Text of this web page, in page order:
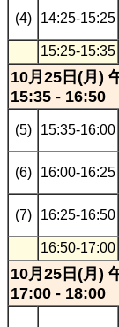
(4) 14:25-15:25
15:25-15:35
10月25日(月)
15:35 - 16:50
(5) 15:35-16:00
(6) 16:00-16:25
(7) 16:25-16:50
16:50-17:00
10月25日(月)
17:00 - 18:00